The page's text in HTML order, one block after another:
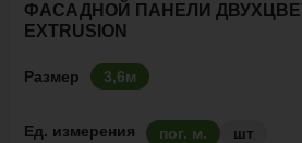
ФАСАДНОЙ ПАНЕЛИ
EXTRUSION
Размер 3,6м
Ед. измерения пог. м. шт